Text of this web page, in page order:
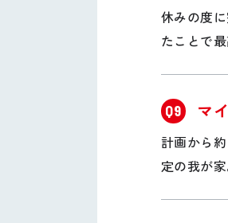
休みの度
たことで
Q9 マ
計画から
定の我が